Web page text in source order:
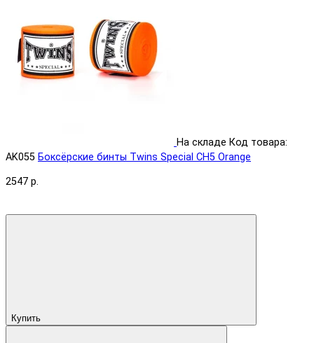
На складе Код товара:
AK055 Боксёрские бинты Twins Special CH5 Orange
2547 р.
Купить